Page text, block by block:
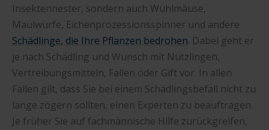
Insektennester, sondern auch Wühlmäuse,
Maulwürfe, Eichenprozessionsspinner und andere
Schädlinge, die Ihre Pflanzen bedrohen. Dabei geht er
je nach Schädling und Wunsch mit Nützlingen,
Vertreibungsmitteln, Fallen oder Gift vor. In allen
Fällen gilt, dass Sie bei einem Schädlingsbefall nicht zu
lange zögern sollten, einen Experten zu beauftragen.
Je früher Sie auf fachmännische Hilfe zurückgreifen,